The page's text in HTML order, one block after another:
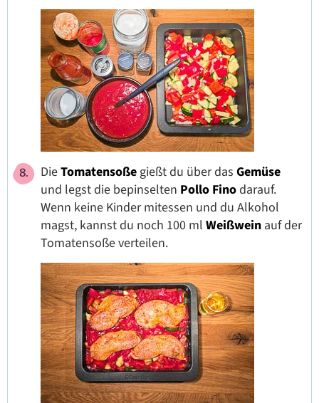
DieTomatensoßegießt du über das Gemüse
und legst die bepinselten Pollo Finodarauf.
Wenn keine Kinder mitessen und du Alkohol
magst, kannst du noch 100 ml Weißwein auf der
Tomatensoße verteilen.